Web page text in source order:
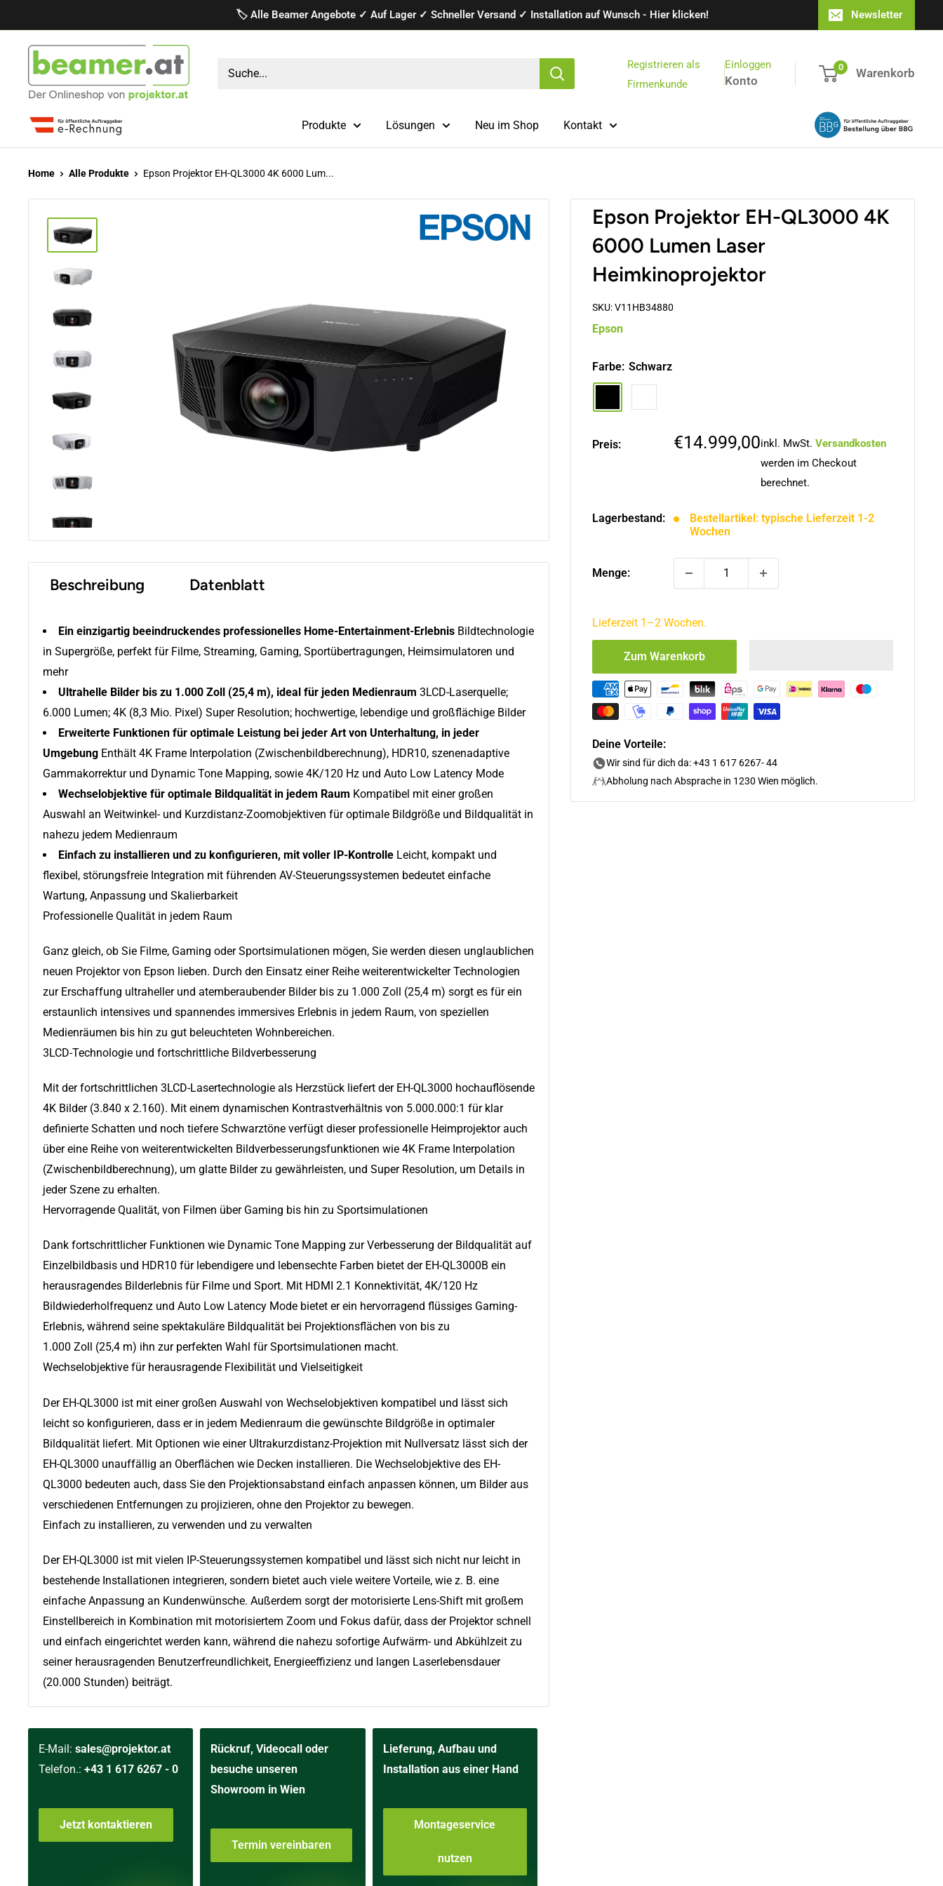
zum
🏷️ Alle Beamer Angebote ✓ Auf Lager ✓ Schneller Versand ✓ Installation auf Wunsch - Hier klicken! Newsletter
projektor.at
Präsentationstechnik
GmbH
Registrieren als
Firmenkunde
Einloggen
Konto
0 Warenkorb
Produkte Lösungen Neu im Shop Kontakt
Home Alle Produkte Epson Projektor EH-QL3000 4K 6000 Lum...
Epson Projektor EH-QL3000 4K
6000 Lumen Laser
Heimkinoprojektor
SKU:V11HB34880
Epson
Farbe: Schwarz
Preis: Sonderpreis
€14.999,00inkl. MwSt.Versandkosten
werden im Checkout
berechnet.
Lagerbestand:
Bestellartikel: typische Lieferzeit 1-2
Wochen
Menge:
Lieferzeit 1–2 Wochen.
Zum Warenkorb
Deine Vorteile:
Wir sind für dich da: +43 1 617 6267- 44
Abholung nach Absprache in 1230 Wien möglich.
Beschreibung Datenblatt
Ein einzigartig beeindruckendes professionelles Home-Entertainment-Erlebnis Bildtechnologie
in Supergröße, perfekt für Filme, Streaming, Gaming, Sportübertragungen, Heimsimulatoren und
mehr
Ultrahelle Bilder bis zu 1.000 Zoll (25,4 m), ideal für jeden Medienraum 3LCD-Laserquelle;
6.000 Lumen; 4K (8,3 Mio. Pixel) Super Resolution; hochwertige, lebendige und großflächige Bilder
Erweiterte Funktionen für optimale Leistung bei jeder Art von Unterhaltung, in jeder
Umgebung Enthält 4K Frame Interpolation (Zwischenbildberechnung), HDR10, szenenadaptive
Gammakorrektur und Dynamic Tone Mapping, sowie 4K/120 Hz und Auto Low Latency Mode
Wechselobjektive für optimale Bildqualität in jedem Raum Kompatibel mit einer großen
Auswahl an Weitwinkel- und Kurzdistanz-Zoomobjektiven für optimale Bildgröße und Bildqualität in
nahezu jedem Medienraum
Einfach zu installieren und zu konfigurieren, mit voller IP-Kontrolle Leicht, kompakt und
flexibel, störungsfreie Integration mit führenden AV-Steuerungssystemen bedeutet einfache
Wartung, Anpassung und Skalierbarkeit
Professionelle Qualität in jedem Raum
Ganz gleich, ob Sie Filme, Gaming oder Sportsimulationen mögen, Sie werden diesen unglaublichen
neuen Projektor von Epson lieben. Durch den Einsatz einer Reihe weiterentwickelter Technologien
zur Erschaffung ultraheller und atemberaubender Bilder bis zu 1.000 Zoll (25,4 m) sorgt es für ein
erstaunlich intensives und spannendes immersives Erlebnis in jedem Raum, von speziellen
Medienräumen bis hin zu gut beleuchteten Wohnbereichen.
3LCD-Technologie und fortschrittliche Bildverbesserung
Mit der fortschrittlichen 3LCD-Lasertechnologie als Herzstück liefert der EH-QL3000 hochauflösende
4K Bilder (3.840 x 2.160). Mit einem dynamischen Kontrastverhältnis von 5.000.000:1 für klar
definierte Schatten und noch tiefere Schwarztöne verfügt dieser professionelle Heimprojektor auch
über eine Reihe von weiterentwickelten Bildverbesserungsfunktionen wie 4K Frame Interpolation
(Zwischenbildberechnung), um glatte Bilder zu gewährleisten, und Super Resolution, um Details in
jeder Szene zu erhalten.
Hervorragende Qualität, von Filmen über Gaming bis hin zu Sportsimulationen
Dank fortschrittlicher Funktionen wie Dynamic Tone Mapping zur Verbesserung der Bildqualität auf
Einzelbildbasis und HDR10 für lebendigere und lebensechte Farben bietet der EH-QL3000B ein
herausragendes Bilderlebnis für Filme und Sport. Mit HDMI 2.1 Konnektivität, 4K/120 Hz
Bildwiederholfrequenz und Auto Low Latency Mode bietet er ein hervorragend flüssiges Gaming-
Erlebnis, während seine spektakuläre Bildqualität bei Projektionsflächen von bis zu
1.000 Zoll (25,4 m) ihn zur perfekten Wahl für Sportsimulationen macht.
Wechselobjektive für herausragende Flexibilität und Vielseitigkeit
Der EH-QL3000 ist mit einer großen Auswahl von Wechselobjektiven kompatibel und lässt sich
leicht so konfigurieren, dass er in jedem Medienraum die gewünschte Bildgröße in optimaler
Bildqualität liefert. Mit Optionen wie einer Ultrakurzdistanz-Projektion mit Nullversatz lässt sich der
EH-QL3000 unauffällig an Oberflächen wie Decken installieren. Die Wechselobjektive des EH-
QL3000 bedeuten auch, dass Sie den Projektionsabstand einfach anpassen können, um Bilder aus
verschiedenen Entfernungen zu projizieren, ohne den Projektor zu bewegen.
Einfach zu installieren, zu verwenden und zu verwalten
Der EH-QL3000 ist mit vielen IP-Steuerungssystemen kompatibel und lässt sich nicht nur leicht in
bestehende Installationen integrieren, sondern bietet auch viele weitere Vorteile, wie z. B. eine
einfache Anpassung an Kundenwünsche. Außerdem sorgt der motorisierte Lens-Shift mit großem
Einstellbereich in Kombination mit motorisiertem Zoom und Fokus dafür, dass der Projektor schnell
und einfach eingerichtet werden kann, während die nahezu sofortige Aufwärm- und Abkühlzeit zu
seiner herausragenden Benutzerfreundlichkeit, Energieeffizienz und langen Laserlebensdauer
(20.000 Stunden) beiträgt.
E-Mail: sales@projektor.at
Telefon.: +43 1 617 6267 - 0
Jetzt kontaktieren
Rückruf, Videocall oder
besuche unseren
Showroom in Wien
Termin vereinbaren
Lieferung, Aufbau und
Installation aus einer Hand
Montageservice
nutzen